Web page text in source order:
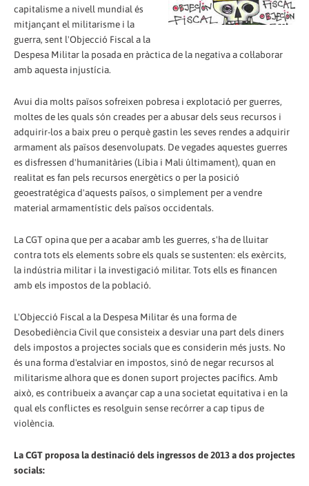
capitalisme a nivell mundial és
mitjançant el militarisme i la
guerra, sent l'Objecció Fiscal a la
Despesa Militar la posada en pràctica de la negativa a col·laborar
amb aquesta injustícia.
Avui dia molts països sofreixen pobresa i explotació per guerres,
moltes de les quals són creades per a abusar dels seus recursos i
adquirir-los a baix preu o perquè gastin les seves rendes a adquirir
armament als països desenvolupats. De vegades aquestes guerres
es disfressen d'humanitàries (Líbia i Mali últimament), quan en
realitat es fan pels recursos energètics o per la posició
geoestratégica d'aquests països, o simplement per a vendre
material armamentístic dels països occidentals.
La CGT opina que per a acabar amb les guerres, s'ha de lluitar
contra tots els elements sobre els quals se sustenten: els exèrcits,
la indústria militar i la investigació militar. Tots ells es financen
amb els impostos de la població.
L'Objecció Fiscal a la Despesa Militar és una forma de
Desobediència Civil que consisteix a desviar una part dels diners
dels impostos a projectes socials que es considerin més justs. No
és una forma d'estalviar en impostos, sinó de negar recursos al
militarisme alhora que es donen suport projectes pacífics. Amb
això, es contribueix a avançar cap a una societat equitativa i en la
qual els conflictes es resolguin sense recórrer a cap tipus de
violència.
La CGT proposa la destinació dels ingressos de 2013 a dos projectes
socials: